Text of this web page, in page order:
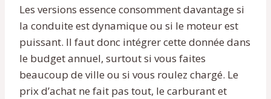
Les versions essence consomment davantage si
la conduite est dynamique ou si le moteur est
puissant. Il faut donc intégrer cette donnée dans
le budget annuel, surtout si vous faites
beaucoup de ville ou si vous roulez chargé. Le
prix d’achat ne fait pas tout, le carburant et